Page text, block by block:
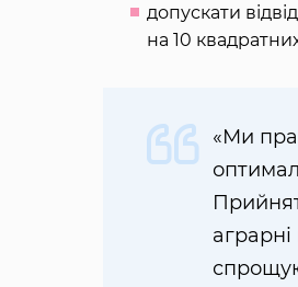
допускати
на 10
«Ми